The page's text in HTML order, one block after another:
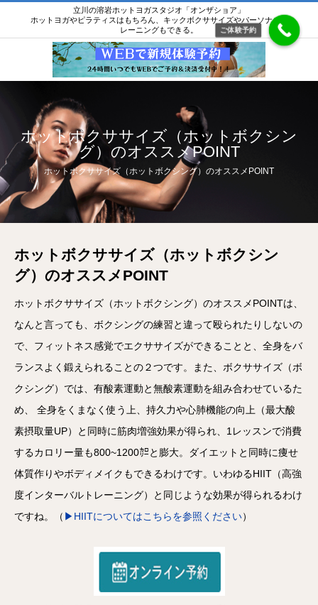
立川の溶岩ホットヨガスタジオ「オンザショア」
ホットヨガやピラティスはもちろん、キックボクササイズやパーソナルト
レーニングもできる。
ホットボクササイズ（ホットボクシン
グ）のオススメPOINT
ホットボクササイズ（ホットボクシング）のオススメPOINT
ホットボクササイズ（ホットボクシン
グ）のオススメPOINT
ホットボクササイズ（ホットボクシング）のオススメPOINTは、
なんと言っても、ボクシングの練習と違って殴られたりしないの
で、フィットネス感覚でエクササイズができることと、全身をバ
ランスよく鍛えられることの２つです。また、ボクササイズ（ボ
クシング）では、有酸素運動と無酸素運動を組み合わせているた
め、 全身をくまなく使う上、持久力や心肺機能の向上（最大酸
素摂取量UP）と同時に筋肉増強効果が得られ、1レッスンで消費
するカロリー量も800~1200㌍と膨大。ダイエットと同時に痩せ
体質作りやボディメイクもできるわけです。いわゆるHIIT（高強
度インターバルトレーニング）と同じような効果が得られるわけ
ですね。（ ▶HIITについてはこちらを参照ください）
ご体験予約